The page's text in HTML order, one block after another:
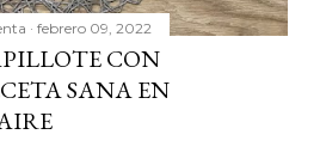
febrero 09, 2022
CON
SANA EN